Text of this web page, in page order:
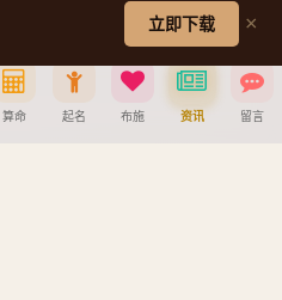
立即下载 ×
算命 起名 布施 资讯 留言